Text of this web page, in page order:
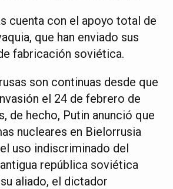
cuenta con el apoyo total de
que han enviado sus
fabricación soviética.
son continuas desde que
el 24 de febrero de
de hecho, Putin anunció que
nucleares en Bielorrusia
uso indiscriminado del
república soviética
aliado, el dictador